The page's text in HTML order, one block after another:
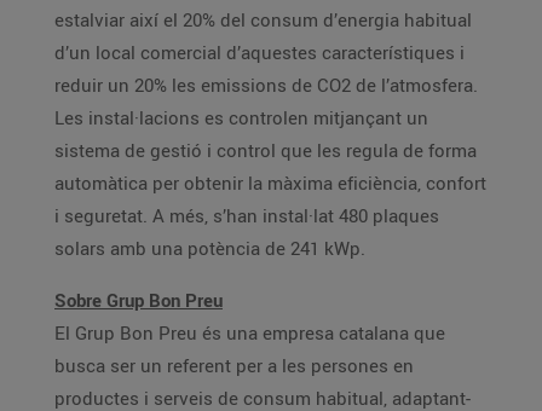
estalviar així el 20% del consum d’energia habitual
d’un local comercial d’aquestes característiques i
reduir un 20% les emissions de CO2 de l’atmosfera.
Les instal·lacions es controlen mitjançant un
sistema de gestió i control que les regula de forma
automàtica per obtenir la màxima eficiència, confort
i seguretat. A més, s’han instal·lat 480 plaques
solars amb una potència de 241 kWp.
Sobre Grup Bon Preu
El Grup Bon Preu és una empresa catalana que
busca ser un referent per a les persones en
productes i serveis de consum habitual, adaptant-